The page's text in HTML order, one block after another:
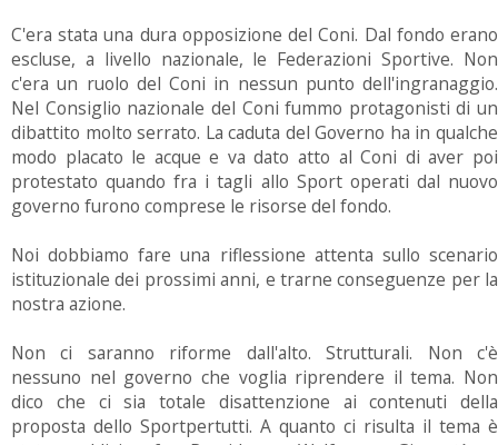
C'era stata una dura opposizione del Coni. Dal fondo erano
escluse, a livello nazionale, le Federazioni Sportive. Non
c'era un ruolo del Coni in nessun punto dell'ingranaggio.
Nel Consiglio nazionale del Coni fummo protagonisti di un
dibattito molto serrato. La caduta del Governo ha in qualche
modo placato le acque e va dato atto al Coni di aver poi
protestato quando fra i tagli allo Sport operati dal nuovo
governo furono comprese le risorse del fondo.
Noi dobbiamo fare una riflessione attenta sullo scenario
istituzionale dei prossimi anni, e trarne conseguenze per la
nostra azione.
Non ci saranno riforme dall'alto. Strutturali. Non c'è
nessuno nel governo che voglia riprendere il tema. Non
dico che ci sia totale disattenzione ai contenuti della
proposta dello Sportpertutti. A quanto ci risulta il tema è